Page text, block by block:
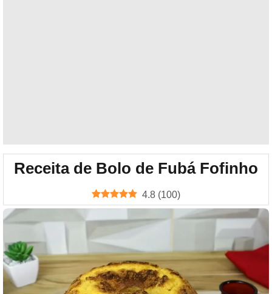
Receita de Bolo de Fubá Fofinho
4.8 (100)